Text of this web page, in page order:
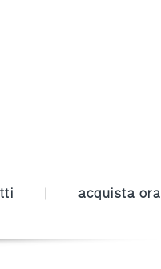
acquista ora